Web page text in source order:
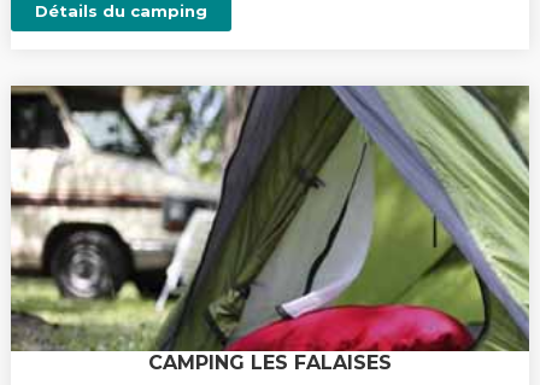
Détails du camping
CAMPING LES FALAISES